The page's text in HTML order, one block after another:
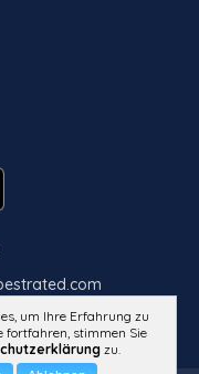
um Ihre Erfahrung zu
fortfahren, stimmen Sie
zu.